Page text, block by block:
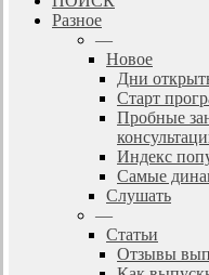
Разное
—
Новое
Дни
Старт
Пробные
Индекс
Самые
Слушать
—
Статьи
Отзывы